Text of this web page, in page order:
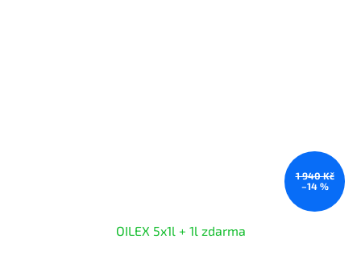
1 940 Kč
–14 %
OILEX 5x1l + 1l zdarma